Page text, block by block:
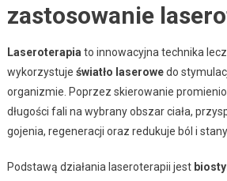
zastosowanie
Laseroterapia to innowacyjna technika
wykorzystuje światło laserowedo
organizmie. Poprzez skierowanie
długości fali na wybrany obszar ciała,
gojenia, regeneracji oraz redukuje ból i
Podstawą działania laseroterapii jest